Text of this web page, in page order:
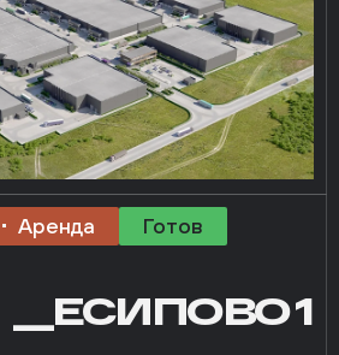
Аренда Готов
__ЕСИПОВО 1